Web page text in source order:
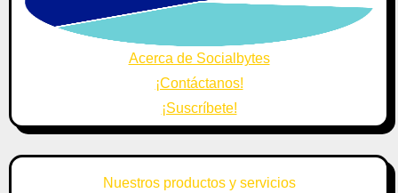
Acerca de Socialbytes
¡Contáctanos!
¡Suscríbete!
Nuestros productos y servicios